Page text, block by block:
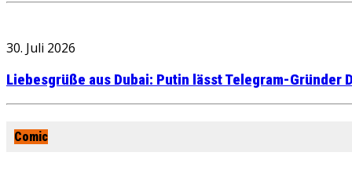
30. Juli 2026
Liebesgrüße aus Dubai: Putin lässt Telegram-Gründer
Comic